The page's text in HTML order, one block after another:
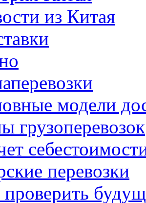
из Китая
модели
грузоперевозок
перевозки